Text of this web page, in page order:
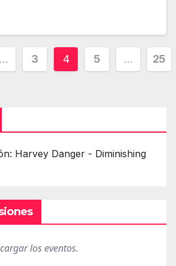
… 3 4 5 … 25
Harvey Danger - Diminishing